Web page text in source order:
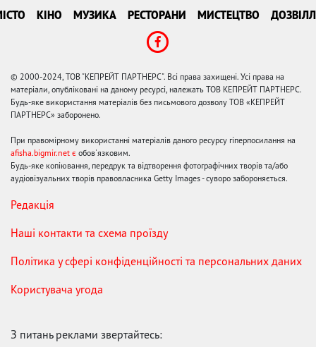
КІНО МУЗИКА РЕСТОРАНИ МИСТЕЦТВО
© 2000-2024, ТОВ "КЕПРЕЙТ ПАРТНЕРС". Всі права захищені. Усі права на
матеріали, опубліковані на даному ресурсі, належать ТОВ КЕПРЕЙТ ПАРТНЕРС.
Будь-яке використання матеріалів без письмового дозволу ТОВ «КЕПРЕЙТ
ПАРТНЕРС» заборонено.
При правомірному використанні матеріалів даного ресурсу гіперпосилання на
afisha.bigmir.net є обов'язковим.
Будь-яке копіювання, передрук та відтворення фотографічних творів та/або
аудіовізуальних творів правовласника Getty Images - суворо забороняється.
Редакція
Наші контакти та схема проїзду
Політика у сфері конфіденційності та персональних даних
Користувача угода
З питань реклами звертайтесь: